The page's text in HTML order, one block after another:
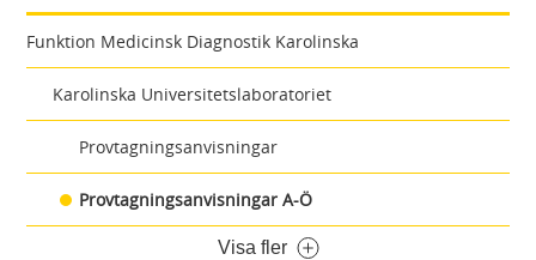
Funktion Medicinsk Diagnostik Karolinska
Karolinska Universitetslaboratoriet
Provtagningsanvisningar
Provtagningsanvisningar A-Ö
Visa fler